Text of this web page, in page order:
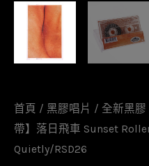
首頁 / 黑膠唱片 / 全新黑膠
帶】落日飛車 Sunset
Quietly/RSD26